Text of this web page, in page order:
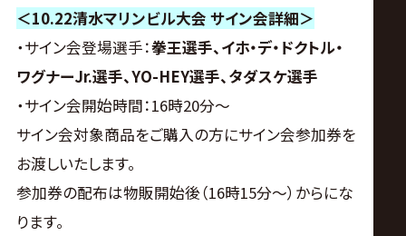
＜10.22清水マリンビル大会 サイン会詳細＞
・サイン会登場選手：拳王選手、イホ・デ・ドクトル・
ワグナーJr.選手、YO-HEY選手、タダスケ選手
・サイン会開始時間：16時20分～
サイン会対象商品をご購入の方にサイン会参加券を
お渡しいたします。
参加券の配布は物販開始後（16時15分～）からにな
ります。